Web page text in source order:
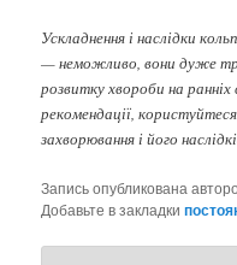
Ускладнення і наслідки
— неможливо, вони дуже
розвитку хвороби на
рекомендації,
захворювання і його
Запись опубликована
Добавьте в закладки